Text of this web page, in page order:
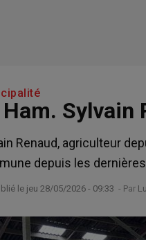
Ham. Sylvain
Renaud, agriculteur
depuis les
le jeu 28/05/2026 - 09:33 - Par